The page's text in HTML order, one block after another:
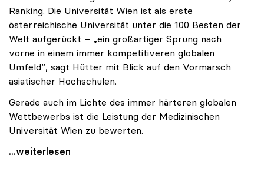
Ranking. Die Universität Wien ist als erste
österreichische Universität unter die 100 Besten der
Welt aufgerückt – „ein großartiger Sprung nach
vorne in einem immer kompetitiveren globalen
Umfeld“, sagt Hütter mit Blick auf den Vormarsch
asiatischer Hochschulen.
Gerade auch im Lichte des immer härteren globalen
Wettbewerbs ist die Leistung der Medizinischen
Universität Wien zu bewerten.
„Top-Rankingplätze heimischer Universitäten geben
...weiterlesen